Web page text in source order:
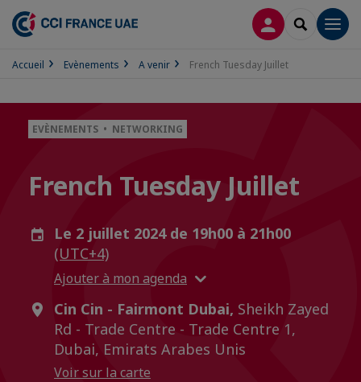
CONNEXION
Accueil Evènements A venir French Tuesday Juillet
EVÈNEMENTS • NETWORKING
French Tuesday Juillet
Le 2 juillet 2024 de 19h00 à 21h00
(UTC+4)
Ajouter à mon agenda
Cin Cin - Fairmont Dubai, Sheikh Zayed
Rd - Trade Centre - Trade Centre 1,
Dubai, Emirats Arabes Unis
Voir sur la carte